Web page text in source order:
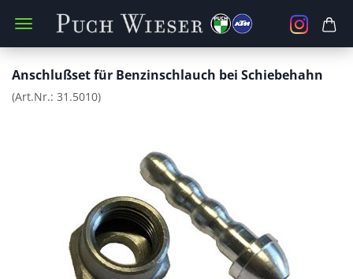
Anschlußset für Benzinschlauch bei Schiebehahn
(Art.Nr.: 31.5010)